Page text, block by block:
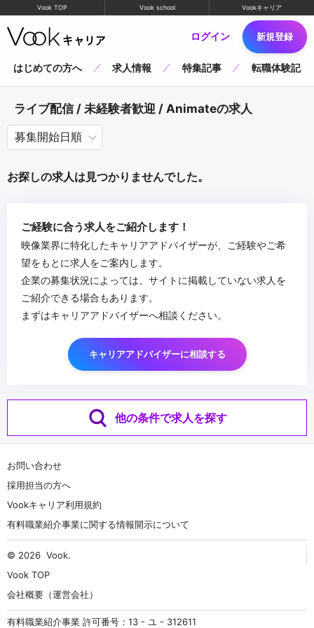
Vook TOP Vook school Vookキャリア
ログイン 新規登録
はじめての方へ 求人情報 特集記事 転職体験記
ライブ配信 / 未経験者歓迎 / Animateの求人
お探しの求人は見つかりませんでした。
ご経験に合う求人をご紹介します！
映像業界に特化したキャリアアドバイザーが、ご経験やご希
望をもとに求人をご案内します。
企業の募集状況によっては、サイトに掲載していない求人を
ご紹介できる場合もあります。
まずはキャリアアドバイザーへ相談ください。
キャリアアドバイザーに相談する
他の条件で求人を探す
お問い合わせ
採用担当の方へ
Vookキャリア利用規約
有料職業紹介事業に関する情報開示について
© 2026 Vook.
Vook TOP
会社概要（運営会社）
有料職業紹介事業 許可番号：13 - ユ - 312611